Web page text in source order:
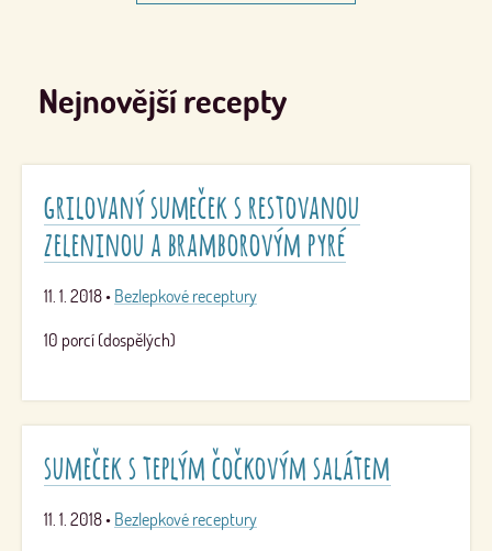
Nejnovější recepty
grilovaný sumeček s restovanou
zeleninou a bramborovým pyré
11. 1. 2018• Bezlepkové receptury
10 porcí (dospělých)
sumeček s teplým čočkovým salátem
11. 1. 2018• Bezlepkové receptury